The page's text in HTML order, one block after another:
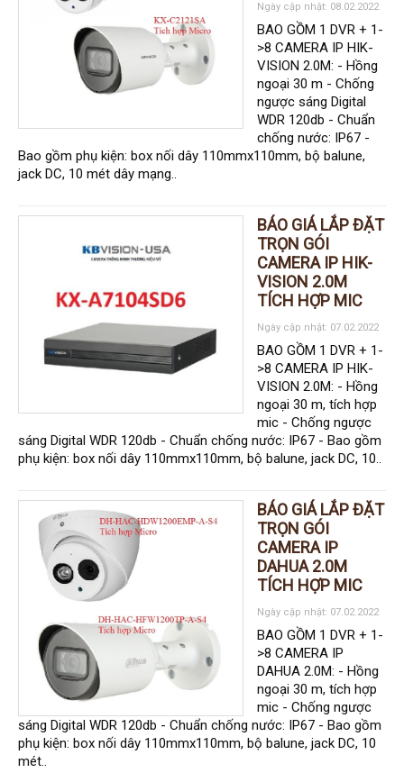
Thiết bị Enforcer
access control
Khóa điện tử VIRO
Giải pháp
LẮP ĐẶT CAMERA TRỌN GÓI
BÁO ĐỘNG CHỐNG TRỘM
GIẢI PHÁP NHỎ TRỌN GÓI
Tài liệu kỹ thuật
Ngày cập nhật: 08.02.2022
BAO GỒM 1 DVR + 1-
>8 CAMERA IP HIK-
VISION 2.0M: - Hồng
ngoại 30 m - Chống
ngược sáng Digital
WDR 120db - Chuẩn
chống nước: IP67 -
Bao gồm phụ kiện: box nối dây 110mmx110mm, bộ balune,
jack DC, 10 mét dây mạng..
BÁO GIÁ LẮP ĐẶT
TRỌN GÓI
CAMERA IP HIK-
VISION 2.0M
TÍCH HỢP MIC
Ngày cập nhật: 07.02.2022
BAO GỒM 1 DVR + 1-
>8 CAMERA IP HIK-
VISION 2.0M: - Hồng
ngoại 30 m, tích hợp
mic - Chống ngược
sáng Digital WDR 120db - Chuẩn chống nước: IP67 - Bao gồm
phụ kiện: box nối dây 110mmx110mm, bộ balune, jack DC, 10..
BÁO GIÁ LẮP ĐẶT
TRỌN GÓI
CAMERA IP
DAHUA 2.0M
TÍCH HỢP MIC
Ngày cập nhật: 07.02.2022
BAO GỒM 1 DVR + 1-
>8 CAMERA IP
DAHUA 2.0M: - Hồng
ngoại 30 m, tích hợp
mic - Chống ngược
sáng Digital WDR 120db - Chuẩn chống nước: IP67 - Bao gồm
phụ kiện: box nối dây 110mmx110mm, bộ balune, jack DC, 10
mét..